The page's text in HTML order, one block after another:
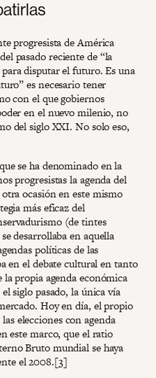
progresista de América
pasado reciente de “la
disputar el futuro. Es una
es necesario tener
con el que gobiernos
en el nuevo milenio, no
del siglo XXI. No solo eso,
se ha denominado en la
progresistas la agenda del
ocasión en este mismo
más eficaz del
(de tintes
desarrollaba en aquella
políticas de las
en el debate cultural en tanto
propia agenda económica
siglo pasado, la única vía
Hoy en día, el propio
elecciones con agenda
este marco, que el ratio
Bruto mundial se haya
el 2008.[3]